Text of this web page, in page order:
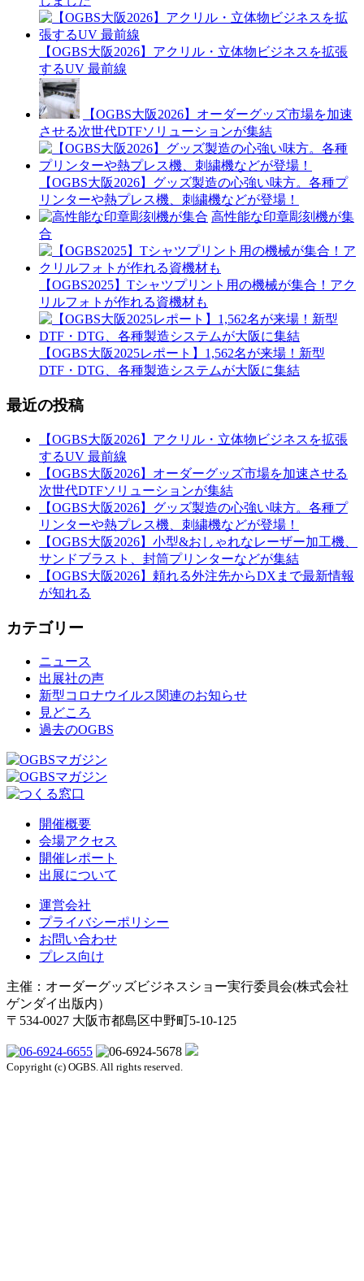
【OGBS大阪2026】アクリル・立体物ビジネスを拡張
するUV 最前線
【OGBS大阪2026】オーダーグッズ市場を加速
させる次世代DTFソリューションが集結
【OGBS大阪2026】グッズ製造の心強い味方。各種プ
リンターや熱プレス機、刺繍機などが登場！
高性能な印章彫刻機が集
合
【OGBS2025】Tシャツプリント用の機械が集合！アク
リルフォトが作れる資機材も
【OGBS大阪2025レポート】1,562名が来場！新型
DTF・DTG、各種製造システムが大阪に集結
最近の投稿
【OGBS大阪2026】アクリル・立体物ビジネスを拡張
するUV 最前線
【OGBS大阪2026】オーダーグッズ市場を加速させる
次世代DTFソリューションが集結
【OGBS大阪2026】グッズ製造の心強い味方。各種プ
リンターや熱プレス機、刺繍機などが登場！
【OGBS大阪2026】小型&おしゃれなレーザー加工機、
サンドブラスト、封筒プリンターなどが集結
【OGBS大阪2026】頼れる外注先からDXまで最新情報
が知れる
カテゴリー
ニュース
出展社の声
新型コロナウイルス関連のお知らせ
見どころ
過去のOGBS
開催概要
会場アクセス
開催レポート
出展について
運営会社
プライバシーポリシー
お問い合わせ
プレス向け
主催：オーダーグッズビジネスショー実行委員会(株式会社
ゲンダイ出版内）
〒534-0027 大阪市都島区中野町5-10-125
Copyright (c) OGBS. All rights reserved.